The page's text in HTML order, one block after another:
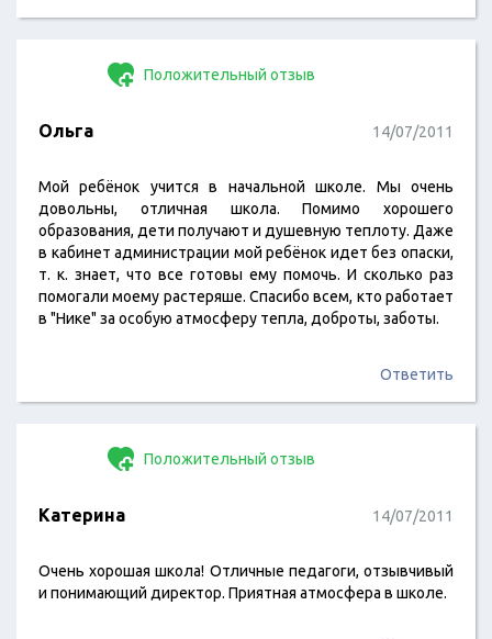
Положительный отзыв
Ольга 14/07/2011
Мой ребёнок учится в начальной школе. Мы очень
довольны, отличная школа. Помимо хорошего
образования, дети получают и душевную теплоту. Даже
в кабинет администрации мой ребёнок идет без опаски,
т. к. знает, что все готовы ему помочь. И сколько раз
помогали моему растеряше. Спасибо всем, кто работает
в "Нике" за особую атмосферу тепла, доброты, заботы.
Ответить
Положительный отзыв
Катерина 14/07/2011
Очень хорошая школа! Отличные педагоги, отзывчивый
и понимающий директор. Приятная атмосфера в школе.